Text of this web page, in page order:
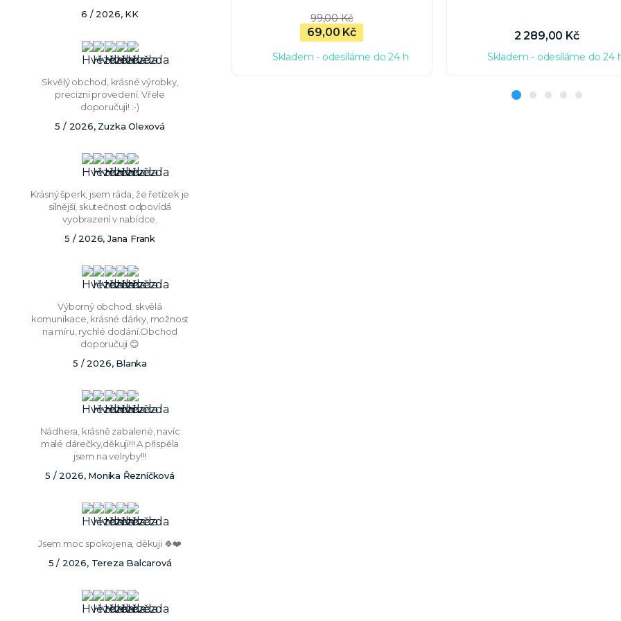
6 / 2026, KK
Skvělý obchod, krásné výrobky,
precizní provedení. Vřele
doporučuji! :-)
5 / 2026, Zuzka Olexová
Krásný šperk, jsem ráda, že řetízek je
silnější, skutečnost odpovídá
vyobrazení v nabídce.
5 / 2026, Jana Frank
Výborný obchod, skvělá
komunikace, krásné dárky, možnost
na míru, rychlé dodání.Obchod
doporučuji 😊
5 / 2026, Blanka
Nádhera, krásně zabalené, navíc
malé dárečky,děkuji!!! A přispěla
jsem na velryby!!!
5 / 2026, Monika Řezníčková
Jsem moc spokojena, děkuji 🍀❤️
5 / 2026, Tereza Balcarová
99,00 Kč
69,00 Kč
Skladem - odesíláme do 24 h
2 289,00 Kč
Skladem - odesíláme do 24